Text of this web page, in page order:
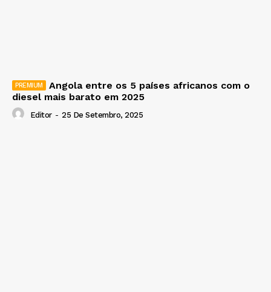
Angola entre os 5 países africanos com o
diesel mais barato em 2025
Editor - 25 De Setembro, 2025